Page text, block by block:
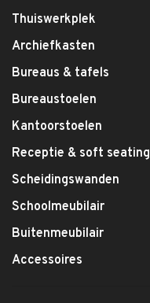
Thuiswerkplek
Archiefkasten
Bureaus & tafels
Bureaustoelen
Kantoorstoelen
Receptie & soft seating
Scheidingswanden
Schoolmeubilair
Buitenmeubilair
Accessoires